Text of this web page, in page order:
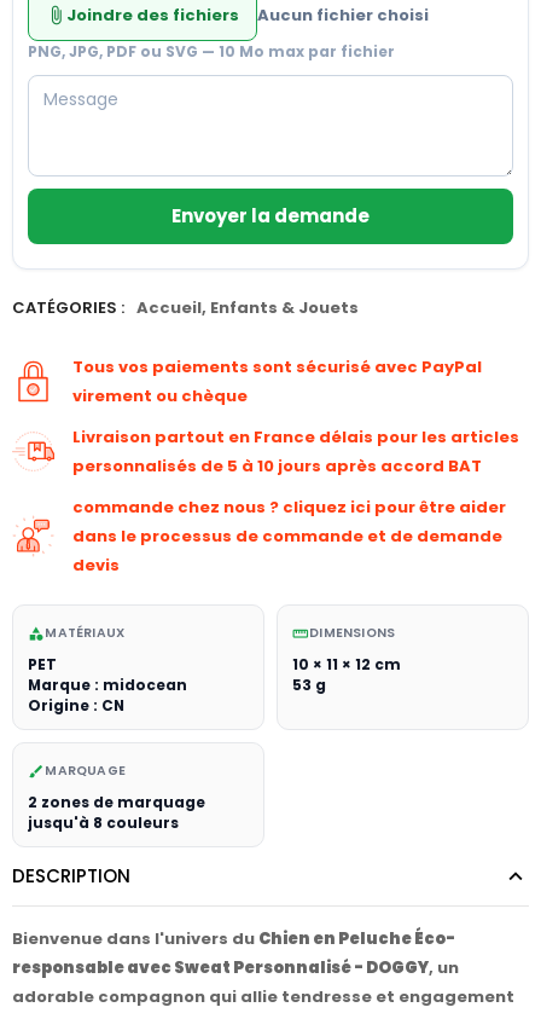
attach_file Joindre des fichiers Aucun fichier choisi
PNG, JPG, PDF ou SVG — 10 Mo max par fichier
Envoyer la demande
CATÉGORIES : Accueil, Enfants & Jouets
Tous vos paiements sont sécurisé avec PayPal
virement ou chèque
Livraison partout en France délais pour les articles
personnalisés de 5 à 10 jours après accord BAT
commande chez nous ? cliquez ici pour être aider
dans le processus de commande et de demande
devis
categoryMATÉRIAUX
PET
Marque : midocean
Origine : CN
straightenDIMENSIONS
10 × 11 × 12 cm
53 g
brush MARQUAGE
2 zones de marquage
jusqu'à 8 couleurs
DESCRIPTION
Bienvenue dans l'univers du Chien en Peluche Éco-
responsable avec Sweat Personnalisé - DOGGY, un
adorable compagnon qui allie tendresse et engagement